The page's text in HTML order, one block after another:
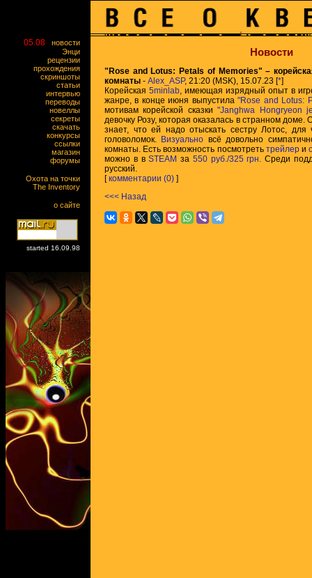
05.08
новости
Энци
рецензии
прохождения
скриншоты
статьи
интервью
переводы
новеллы
секреты
скачать
конкурсы
ссылки
магазин
форумы
Охота на точки
The Inventory
о сайте
started 16.09.98
Новости
"Rose and Lotus: Petals of Memories" –
комнаты - Alex_ASP, 21:20 (MSK), 15.07.23 [*]
Корейская 5minlab, имеющая изрядный опыт в
жанре, в конце июня выпустила"Rose and Lotus:
мотивам корейской сказки"Janghwa Hongryeon
девочку Розу, которая оказалась в странном доме.
знает, что ей надо отыскать сестру Лотос,
головоломок. Визуально всё довольно
комнаты. Есть возможность посмотреть трейлери
можно в вSTEAM за 550 руб./325 грн. Среди
русский.
[комментарии (0) ]
<<< Назад